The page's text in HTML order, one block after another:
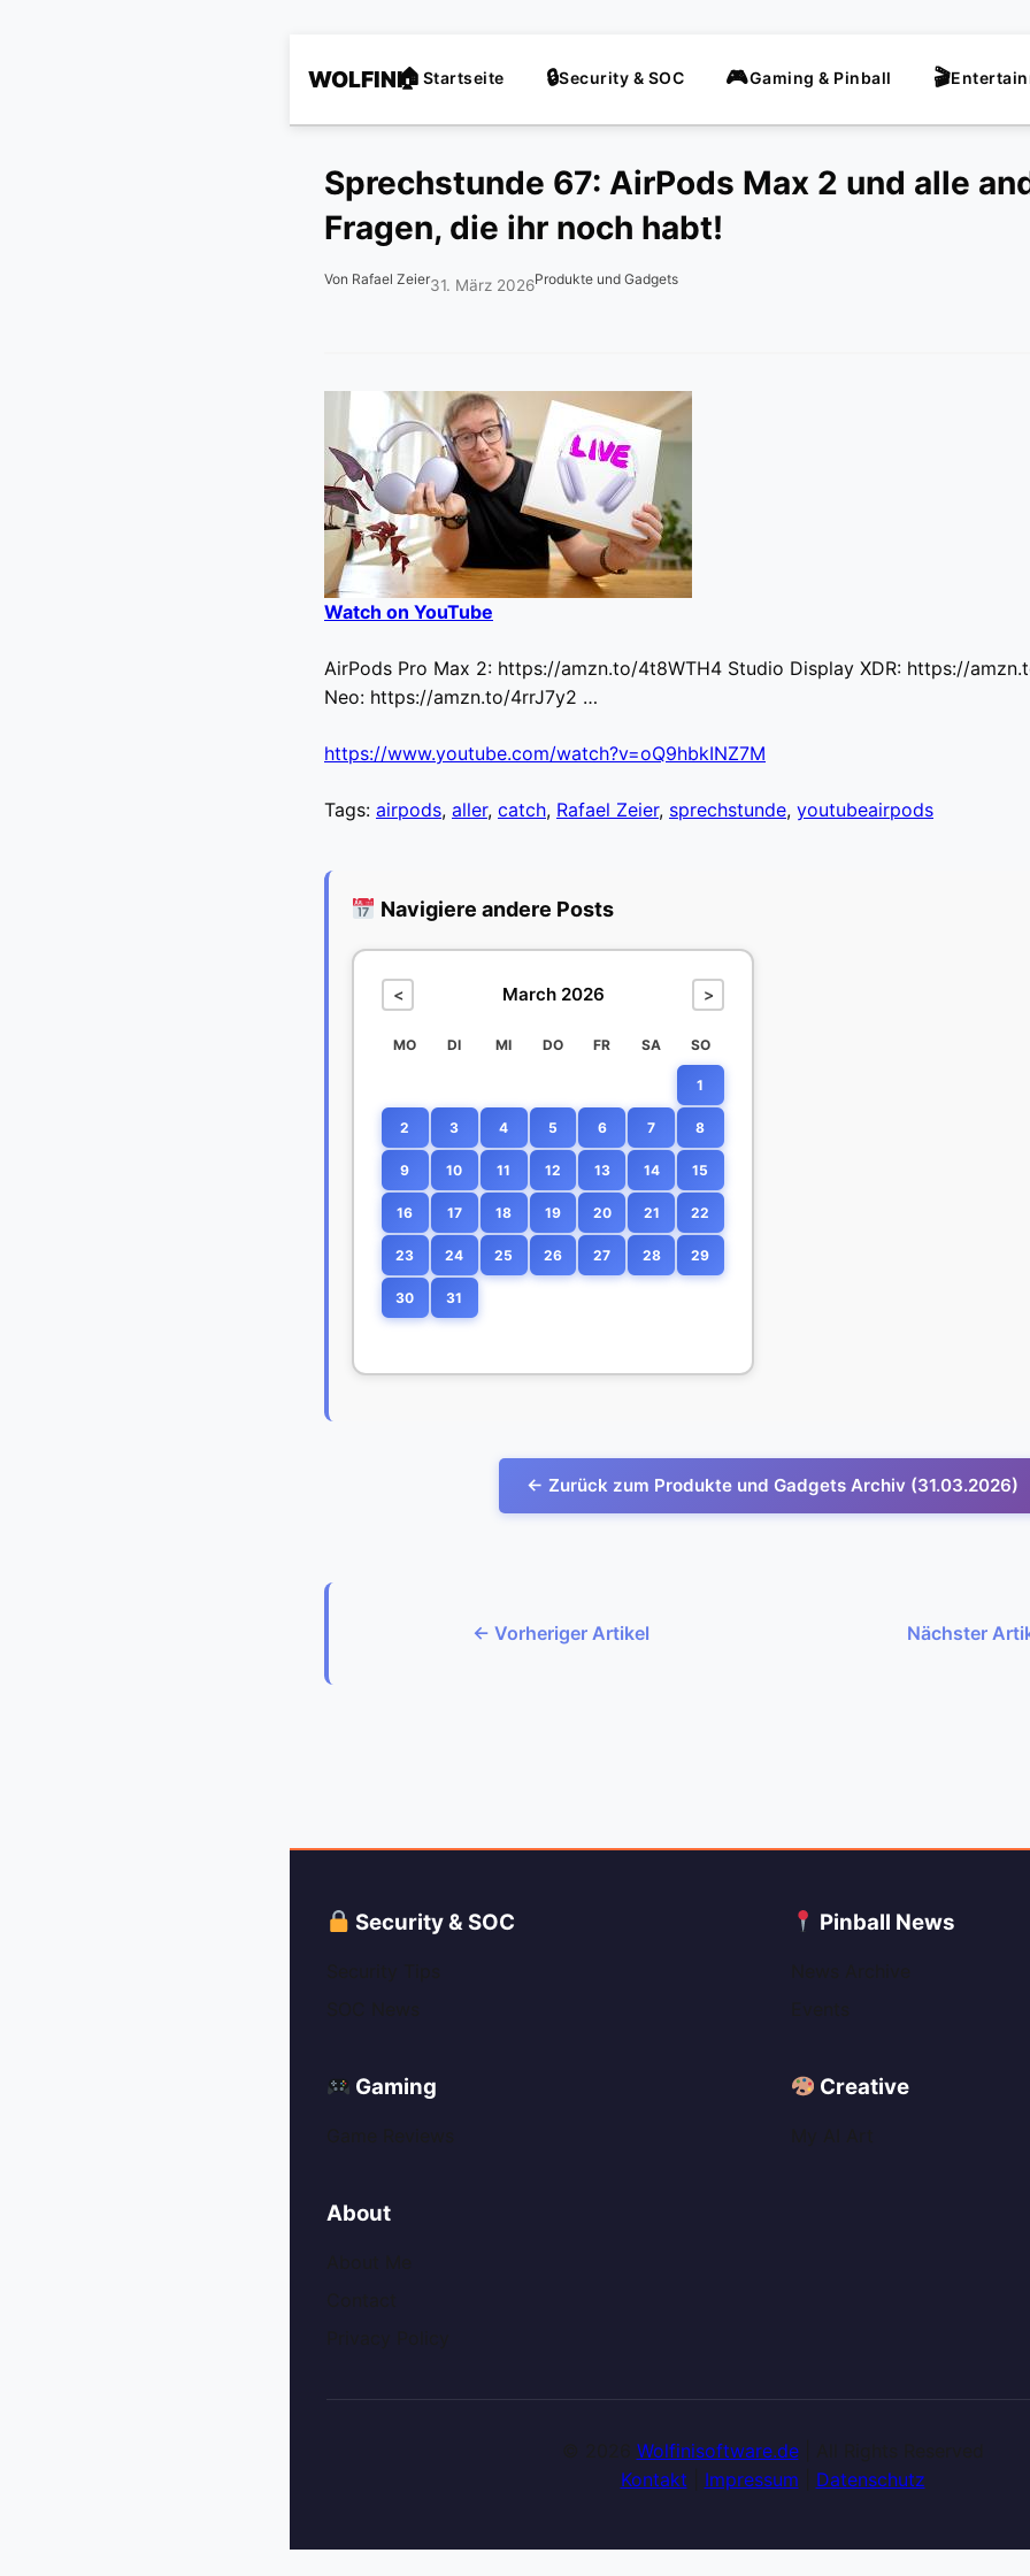
WOLFINI Startseite Security & SOC Gaming & Pinball
Sprechstunde 67: AirPods Max 2 und alle
Fragen, die ihr noch habt!
Von Rafael Zeier31. März 2026Produkte und Gadgets
Watch on YouTube
AirPods Pro Max 2: https://amzn.to/4t8WTH4 Studio Display XDR: https://
Neo: https://amzn.to/4rrJ7y2 …
https://www.youtube.com/watch?v=oQ9hbkINZ7M
Tags: airpods, aller, catch, Rafael Zeier, sprechstunde, youtubeairpods
Navigiere andere Posts
< March 2026 >
MO DI MI DO FR SA SO
1
2 3 4 5 6 7 8
9 10 11 12 13 14 15
16 17 18 19 20 21 22
23 24 25 26 27 28 29
30 31
← Zurück zum Produkte und Gadgets Archiv (31.03.2026)
← Vorheriger Artikel Nächster
Security & SOC Pinball News
Gaming Creative
About
Wolfinisoftware.de| All Rights Reserved
Kontakt
Impressum Datenschutz